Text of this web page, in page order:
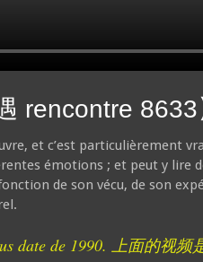
rencontre
et c’est particulièrement
émotions ; et peut y lire
de son vécu, de son
date de 1990. 上面的视